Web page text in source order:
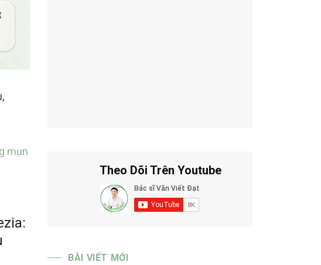
Theo Dõi Trên Youtube
BÀI VIẾT MỚI